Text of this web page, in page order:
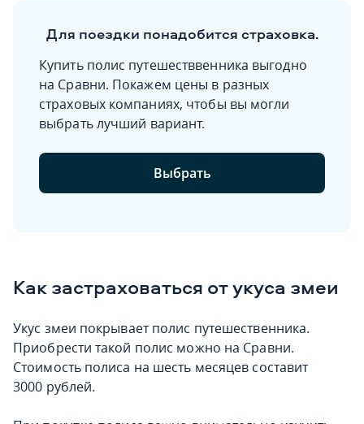
Для поездки понадобится страховка.
Купить полис путешестввенника выгодно
на Сравни. Покажем цены в разных
страховых компаниях, чтобы вы могли
выбрать лучший вариант.
Выбрать
Как застраховаться от укуса змеи
Укус змеи покрывает полис путешественника.
Приобрести такой полис можно на Сравни.
Стоимость полиса на шесть месяцев составит
3000 рублей.